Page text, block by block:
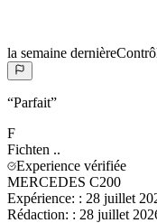
la semaine dernière
“Parfait”
F
Fichten ..
Experience vérifiée
MERCEDES C200
Expérience: : 28 juillet
Rédaction: : 28 juillet